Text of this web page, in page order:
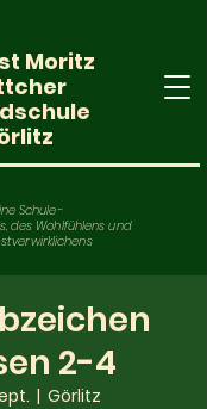
Moritz
Schule-
des Wohlfühlens und
2-4
  |
Görlitz